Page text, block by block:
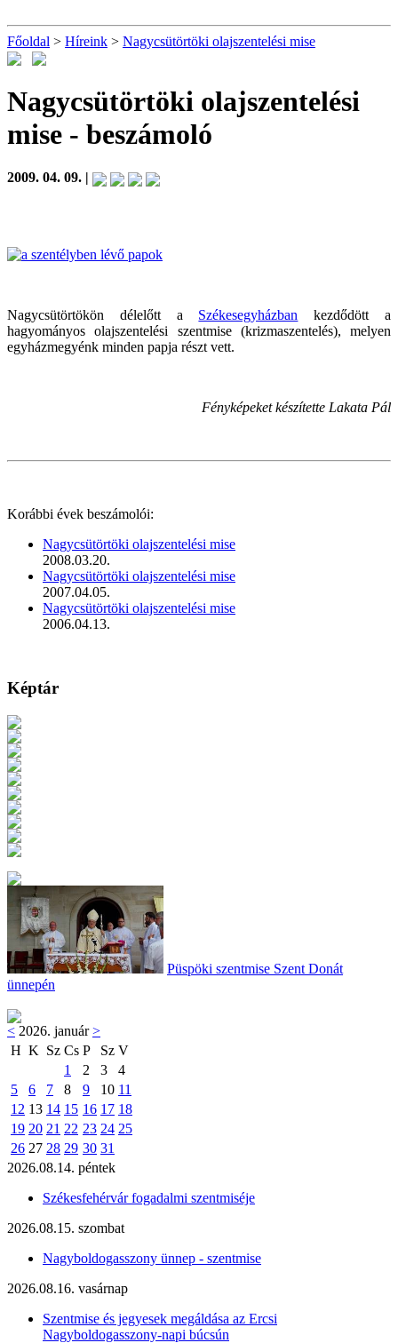
Főoldal > Híreink > Nagycsütörtöki olajszentelési mise
Nagycsütörtöki olajszentelési
mise - beszámoló
2009. 04. 09. |
Nagycsütörtökön délelőtt a Székesegyházban kezdődött a
hagyományos olajszentelési szentmise (krizmaszentelés), melyen
egyházmegyénk minden papja részt vett.
Fényképeket készítette Lakata Pál
Korábbi évek beszámolói:
Nagycsütörtöki olajszentelési mise
2008.03.20.
Nagycsütörtöki olajszentelési mise
2007.04.05.
Nagycsütörtöki olajszentelési mise
2006.04.13.
Képtár
Püspöki szentmise Szent Donát
ünnepén
< 2026. január>
H K Sz Cs P Sz V
1
2 3
4
5
6 7 8 9 10 11
12 13 14 15 16 17 18
19 20 21 22 23 24 25
26 27 28 29 30 31
2026.08.14. péntek
Székesfehérvár fogadalmi szentmiséje
2026.08.15. szombat
Nagyboldogasszony ünnep - szentmise
2026.08.16. vasárnap
Szentmise és jegyesek megáldása az Ercsi
Nagyboldogasszony-napi búcsún